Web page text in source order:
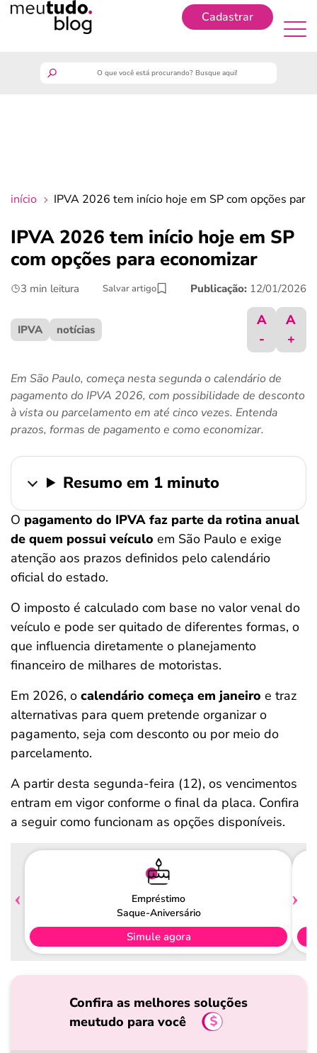
Cadastrar
crédito fácil
últimas notícias
ferramentas
início IPVA 2026 tem início hoje em SP com opções para
IPVA 2026 tem início hoje em SP
com opções para economizar
3 min leitura Salvar artigo Publicação: 12/01/2026
IPVA notícias
A
-
A
+
Em São Paulo, começa nesta segunda o calendário de
pagamento do IPVA 2026, com possibilidade de desconto
à vista ou parcelamento em até cinco vezes. Entenda
prazos, formas de pagamento e como economizar.
Resumo em 1 minuto
O pagamento do IPVA faz parte da rotina anual
de quem possui veículo em São Paulo e exige
atenção aos prazos definidos pelo calendário
oficial do estado.
O imposto é calculado com base no valor venal do
veículo e pode ser quitado de diferentes formas, o
que influencia diretamente o planejamento
financeiro de milhares de motoristas.
Em 2026, o calendário começa em janeiro e traz
alternativas para quem pretende organizar o
pagamento, seja com desconto ou por meio do
parcelamento.
A partir desta segunda-feira (12), os vencimentos
entram em vigor conforme o final da placa. Confira
a seguir como funcionam as opções disponíveis.
Empréstimo
Saque-Aniversário
Simule agora
Confira as melhores soluções
meutudo para você